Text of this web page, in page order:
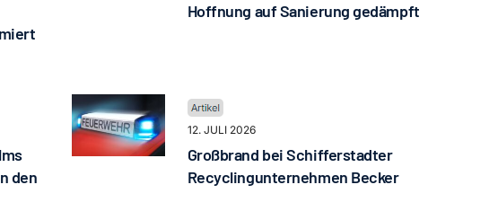
Hoffnung auf Sanierung gedämpft
den
12. JULI 2026
Großbrand bei Schifferstadter
Recyclingunternehmen Becker